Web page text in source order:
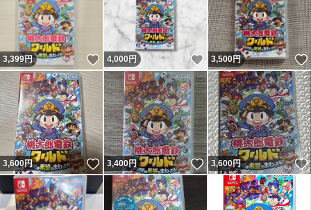
3,399円 いいね！
4,000 円 いいね！
3,500円
3,600円 いいね！
3,400円 いいね！
3,600円